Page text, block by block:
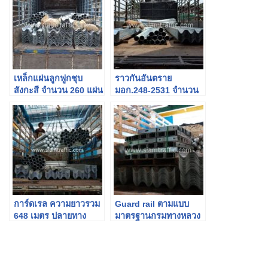
เหล็กแผ่นลูกฟูกชุบ
สังกะสี จำนวน 260 แผ่น
ราวกันอันตราย
มอก.248-2531 จำนวน
การ์ดเรล ความยาวรวม
648 เมตร ปลายทาง
Guard rail ตามแบบ
มาตรฐานกรมทางหลวง